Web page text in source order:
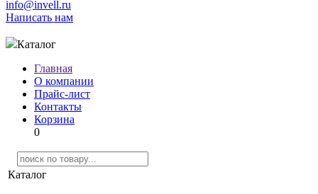
info@invell.ru
Написать нам
Каталог
Главная
О компании
Прайс-лист
Контакты
Корзина
0
Каталог